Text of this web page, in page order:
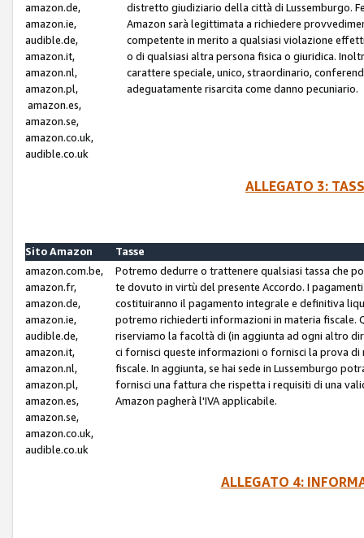
amazon.de,
amazon.ie,
audible.de,
amazon.it,
amazon.nl,
amazon.pl,
amazon.es,
amazon.se,
amazon.co.uk,
audible.co.uk
distretto giudiziario della città di Lussemburgo.
Amazon sarà legittimata a richiedere
competente in merito a qualsiasi violazione
o di qualsiasi altra persona fisica o giuridica.
carattere speciale, unico, straordinario,
adeguatamente risarcita come danno pecuniario.
ALLEGATO 3:
Sito Amazon
Tasse
amazon.com.be,
amazon.fr,
amazon.de,
amazon.ie,
audible.de,
amazon.it,
amazon.nl,
amazon.pl,
amazon.es,
amazon.se,
amazon.co.uk,
audible.co.uk
Potremo dedurre o trattenere qualsiasi tassa che
te dovuto in virtù del presente Accordo. I
costituiranno il pagamento integrale e definitiva
potremo richiederti informazioni in materia fiscale.
riserviamo la facoltà di (in aggiunta ad ogni altro
ci fornisci queste informazioni o fornisci la prova
fiscale. In aggiunta, se hai sede in Lussemburgo
fornisci una fattura che rispetta i requisiti di una
Amazon pagherà l'IVA applicabile.
ALLEGATO 4: